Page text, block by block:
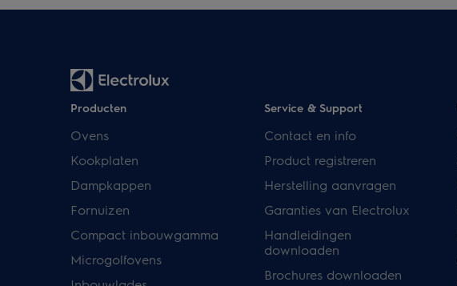
Producten
Ovens
Kookplaten
Dampkappen
Fornuizen
Compact inbouwgamma
Microgolfovens
Service & Support
Contact en info
Product registreren
Herstelling aanvragen
Garanties van Electrolux
Handleidingen
downloaden
Brochures downloaden